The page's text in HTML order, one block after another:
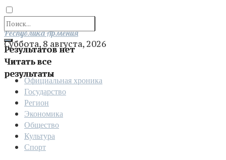
Результатов нет
Читать все
результаты
Отправить
Республика Армения
Суббота, 8 августа, 2026
Официальная хроника
Государство
Регион
Экономика
Общество
Культура
Спорт